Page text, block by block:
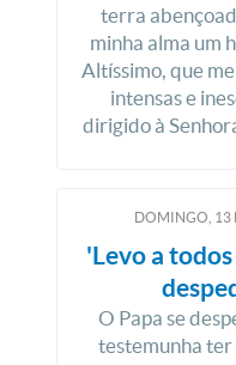
terra
minha alma um
Altíssimo, que
intensas e
dirigido à
DOMINGO, 13
'Levo a
O Papa se
testemunha ter